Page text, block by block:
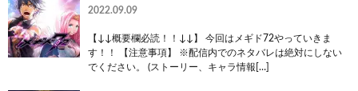
2022.09.09
【↓↓概要欄必読！！↓↓】 今回はメギド72やっていきま
す！！ 【注意事項】 ※配信内でのネタバレは絶対にしない
でください。 (ストーリー、キャラ情報[…]